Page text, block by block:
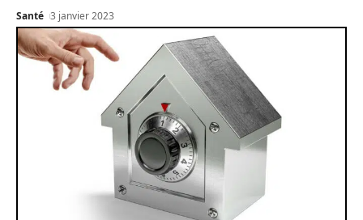
Santé 3 janvier 2023